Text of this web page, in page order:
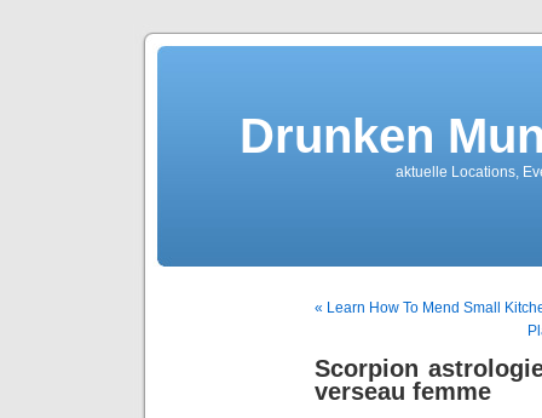
Drunken
aktuelle Locations,
« Learn How To Mend Small
Scorpion
verseau femme